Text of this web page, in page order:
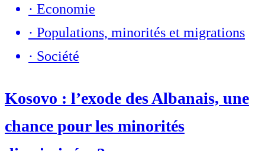
· Economie
· Populations, minorités et migrations
· Société
Kosovo : l’exode des Albanais, une
chance pour les minorités